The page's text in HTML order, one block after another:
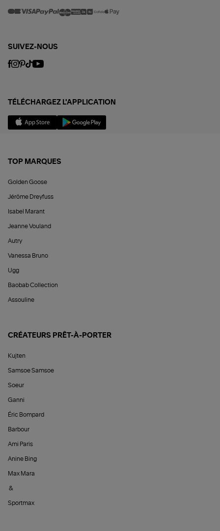
SUIVEZ-NOUS
TÉLÉCHARGEZ L'APPLICATION
TOP MARQUES
Golden Goose
Jérôme Dreyfuss
Isabel Marant
Jeanne Vouland
Autry
Vanessa Bruno
Ugg
Baobab Collection
Assouline
CRÉATEURS PRÊT-À-PORTER
Kujten
Samsoe Samsoe
Soeur
Ganni
Éric Bompard
Barbour
Ami Paris
Anine Bing
Max Mara
&
Sportmax